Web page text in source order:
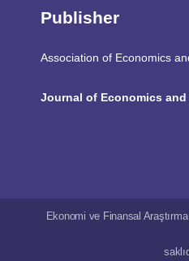
Publisher
Association of Economics
Journal of Economics
Ekonomi ve Finansal